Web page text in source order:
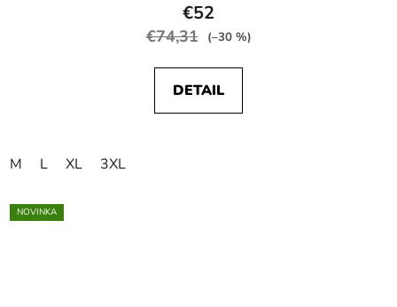
€52
€74,31 (–30 %)
DETAIL
M L XL 3XL
NOVINKA